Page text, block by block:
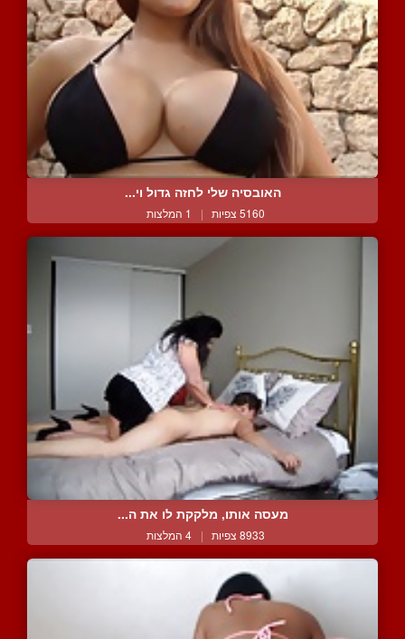
האובסיה שלי לחזה גדול וי...
5160 צפיות | 1 המלצות
מעסה אותו, מלקקת לו את ה...
8933 צפיות | 4 המלצות